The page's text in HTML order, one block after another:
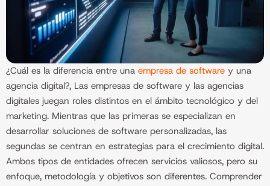
¿Cuál es la diferencia entre una empresa de software y una
agencia digital?, Las empresas de software y las agencias
digitales juegan roles distintos en el ámbito tecnológico y del
marketing. Mientras que las primeras se especializan en
desarrollar soluciones de software personalizadas, las
segundas se centran en estrategias para el crecimiento digital.
Ambos tipos de entidades ofrecen servicios valiosos, pero su
enfoque, metodología y objetivos son diferentes. Comprender